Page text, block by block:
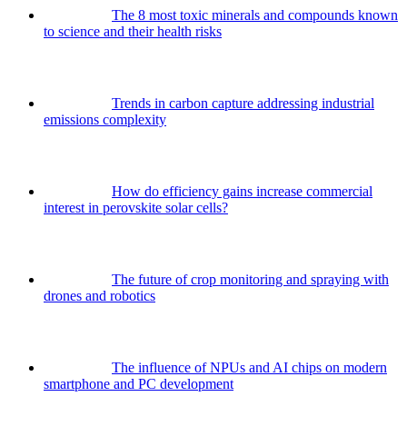
The 8 most toxic minerals and compounds known
to science and their health risks
Trends in carbon capture addressing industrial
emissions complexity
How do efficiency gains increase commercial
interest in perovskite solar cells?
The future of crop monitoring and spraying with
drones and robotics
The influence of NPUs and AI chips on modern
smartphone and PC development